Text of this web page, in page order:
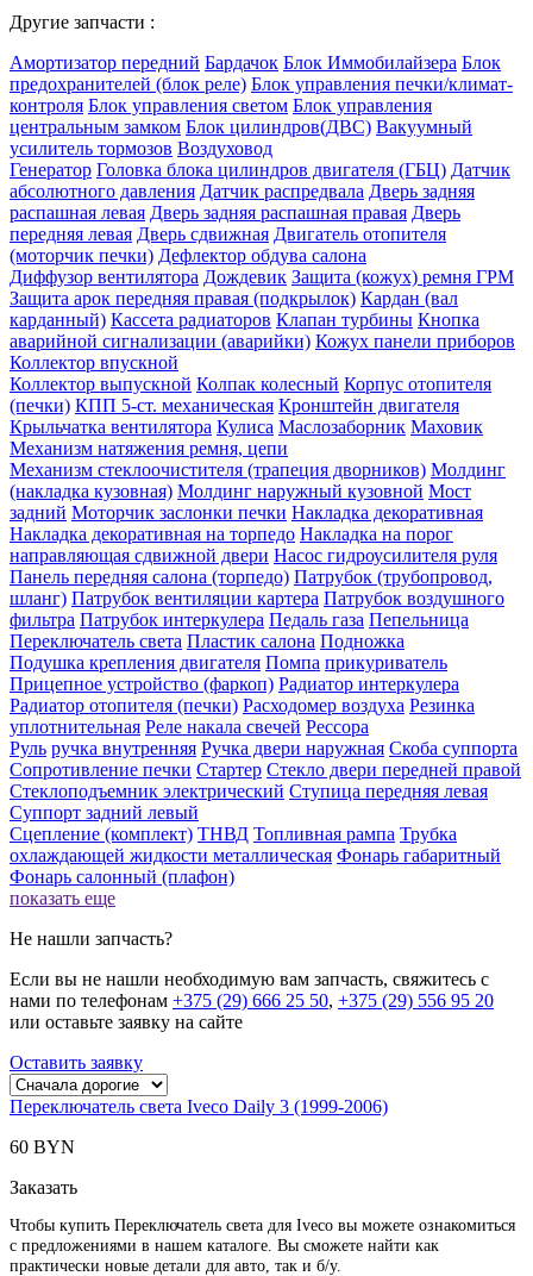
Другие запчасти :
Амортизатор передний Бардачок Блок Иммобилайзера Блок
предохранителей (блок реле) Блок управления печки/климат-
контроля Блок управления светом Блок управления
центральным замком Блок цилиндров(ДВС) Вакуумный
усилитель тормозов Воздуховод
Генератор Головка блока цилиндров двигателя (ГБЦ) Датчик
абсолютного давления Датчик распредвала Дверь задняя
распашная левая Дверь задняя распашная правая Дверь
передняя левая Дверь сдвижная Двигатель отопителя
(моторчик печки) Дефлектор обдува салона
Диффузор вентилятора Дождевик Защита (кожух) ремня ГРМ
Защита арок передняя правая (подкрылок) Кардан (вал
карданный) Кассета радиаторов Клапан турбины Кнопка
аварийной сигнализации (аварийки) Кожух панели приборов
Коллектор впускной
Коллектор выпускной Колпак колесный Корпус отопителя
(печки) КПП 5-ст. механическая Кронштейн двигателя
Крыльчатка вентилятора Кулиса Маслозаборник Маховик
Механизм натяжения ремня, цепи
Механизм стеклоочистителя (трапеция дворников) Молдинг
(накладка кузовная) Молдинг наружный кузовной Мост
задний Моторчик заслонки печки Накладка декоративная
Накладка декоративная на торпедо Накладка на порог
направляющая сдвижной двери Насос гидроусилителя руля
Панель передняя салона (торпедо) Патрубок (трубопровод,
шланг) Патрубок вентиляции картера Патрубок воздушного
фильтра Патрубок интеркулера Педаль газа Пепельница
Переключатель света Пластик салона Подножка
Подушка крепления двигателя Помпа прикуриватель
Прицепное устройство (фаркоп) Радиатор интеркулера
Радиатор отопителя (печки) Расходомер воздуха Резинка
уплотнительная Реле накала свечей Рессора
Руль ручка внутренняя Ручка двери нaружная Скоба суппорта
Сопротивление печки Стартер Стекло двери передней правой
Стеклоподъемник электрический Ступица передняя левая
Суппорт задний левый
Сцепление (комплект) ТНВД Топливная рампа Трубка
охлаждающей жидкости металлическая Фонарь габаритный
Фонарь салонный (плафон)
показать еще
Не нашли запчасть?
Если вы не нашли необходимую вам запчасть, свяжитесь с
нами по телефонам +375 (29) 666 25 50, +375 (29) 556 95 20
или оставьте заявку на сайте
Оставить заявку
Переключатель света Iveco Daily 3 (1999-2006)
60 BYN
Заказать
Чтобы купить Переключатель света для Iveco вы можете ознакомиться
с предложениями в нашем каталоге. Вы сможете найти как
практически новые детали для авто, так и б/у.